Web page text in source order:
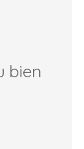
bien